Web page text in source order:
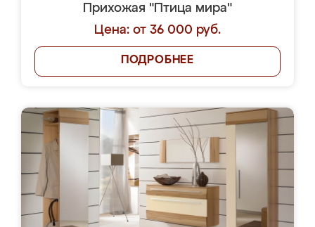
Прихожая "Птица мира"
Цена: от 36 000 руб.
ПОДРОБНЕЕ